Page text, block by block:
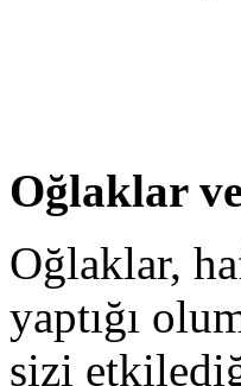
Oğlaklar
Oğlaklar,
yaptığı
sizi